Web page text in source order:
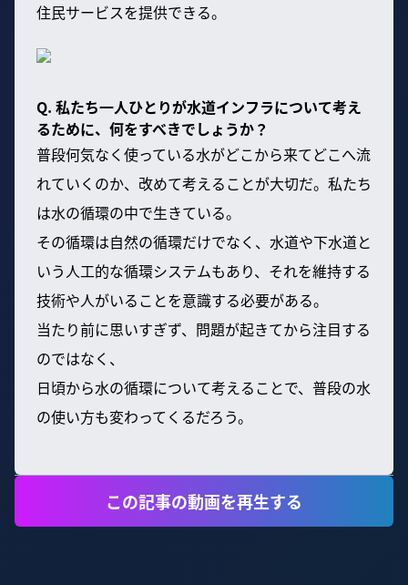
住民サービスを提供できる。
Q. 私たち一人ひとりが水道インフラについて考え
るために、何をすべきでしょうか？
普段何気なく使っている水がどこから来てどこへ流
れていくのか、改めて考えることが大切だ。私たち
は水の循環の中で生きている。
その循環は自然の循環だけでなく、水道や下水道と
いう人工的な循環システムもあり、それを維持する
技術や人がいることを意識する必要がある。
当たり前に思いすぎず、問題が起きてから注目する
のではなく、
日頃から水の循環について考えることで、普段の水
の使い方も変わってくるだろう。
この記事の動画を再生する